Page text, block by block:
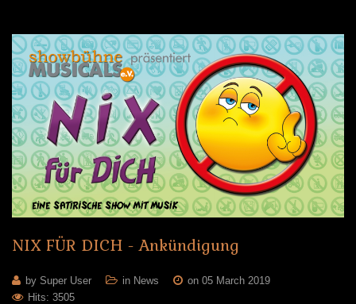
NIX FÜR DICH - Ankündigung
by Super User in News
on 05 March 2019
Hits: 3505